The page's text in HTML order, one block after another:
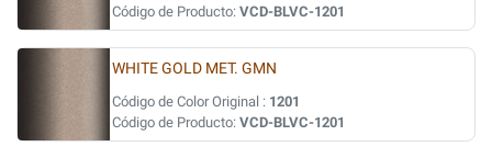
Código de Producto: VCD-BLVC-1201
WHITE GOLD MET. GMN
Código de Color Original : 1201
Código de Producto: VCD-BLVC-1201